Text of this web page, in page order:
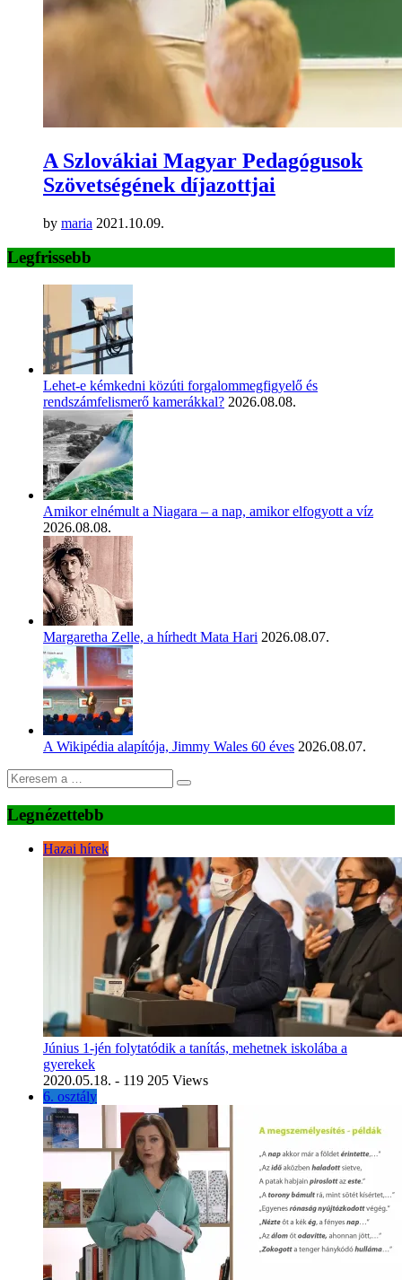
A Szlovákiai Magyar Pedagógusok
Szövetségének díjazottjai
by maria 2021.10.09.
Legfrissebb
Lehet-e kémkedni közúti forgalommegfigyelő és
rendszámfelismerő kamerákkal? 2026.08.08.
Amikor elnémult a Niagara – a nap, amikor elfogyott a víz
2026.08.08.
Margaretha Zelle, a hírhedt Mata Hari 2026.08.07.
A Wikipédia alapítója, Jimmy Wales 60 éves 2026.08.07.
Legnézettebb
Hazai hírek
Június 1-jén folytatódik a tanítás, mehetnek iskolába a
gyerekek
2020.05.18. - 119 205 Views
6. osztály